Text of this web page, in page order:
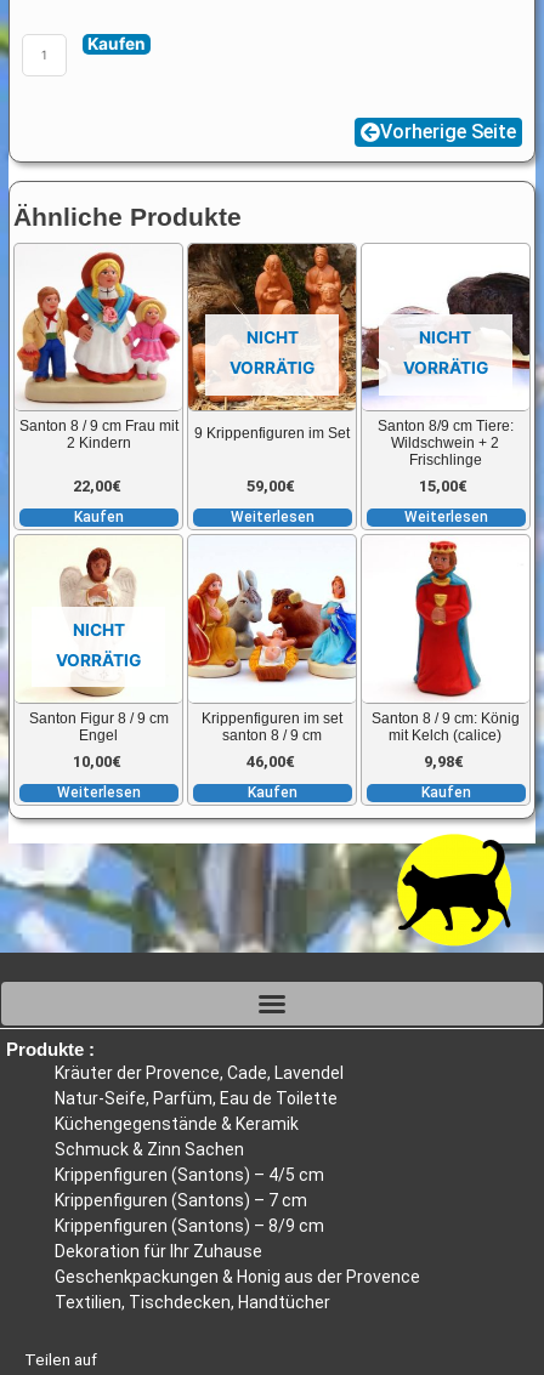
Brücke
Menge
Kaufen
Vorherige Seite
Ähnliche Produkte
Santon 8 / 9 cm Frau mit
2 Kindern
22,00€
Kaufen
NICHT
VORRÄTIG
9 Krippenfiguren im Set
59,00€
Weiterlesen
NICHT
VORRÄTIG
Santon 8/9 cm Tiere:
Wildschwein + 2
Frischlinge
15,00€
Weiterlesen
NICHT
VORRÄTIG
Santon Figur 8 / 9 cm
Engel
10,00€
Weiterlesen
Krippenfiguren im set
santon 8 / 9 cm
46,00€
Kaufen
Santon 8 / 9 cm: König
mit Kelch (calice)
9,98€
Kaufen
Produkte :
Kräuter der Provence, Cade, Lavendel
Natur-Seife, Parfüm, Eau de Toilette
Küchengegenstände & Keramik
Schmuck & Zinn Sachen
Krippenfiguren (Santons) – 4/5 cm
Krippenfiguren (Santons) – 7 cm
Krippenfiguren (Santons) – 8/9 cm
Dekoration für Ihr Zuhause
Geschenkpackungen & Honig aus der Provence
Textilien, Tischdecken, Handtücher
Teilen auf